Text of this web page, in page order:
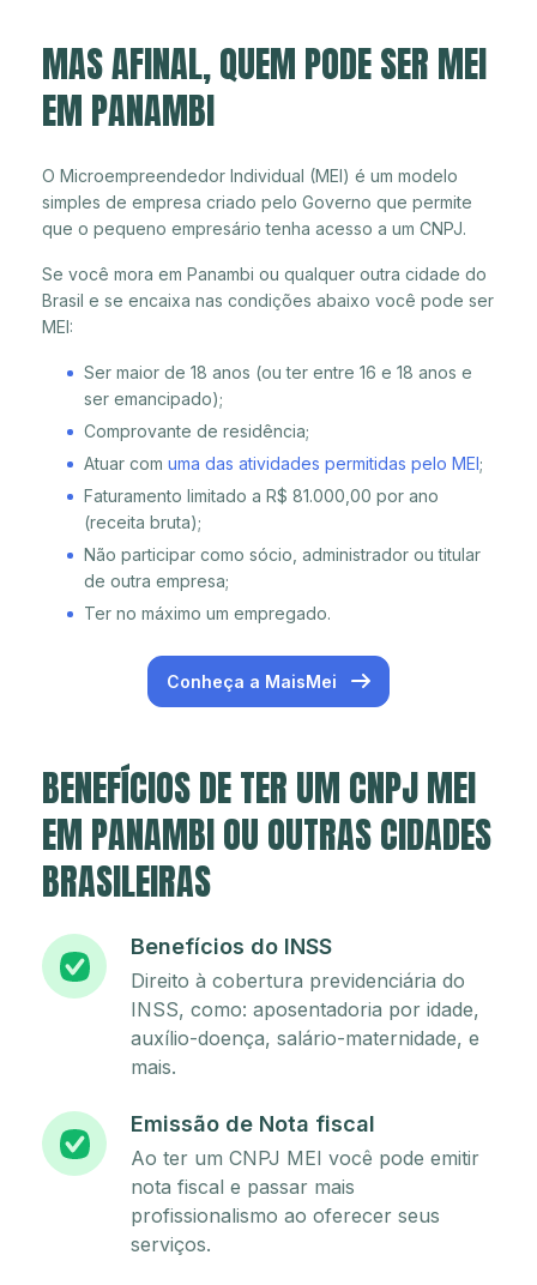
MAS AFINAL, QUEM PODE SER MEI
EM PANAMBI
O Microempreendedor Individual (MEI) é um modelo
simples de empresa criado pelo Governo que permite
que o pequeno empresário tenha acesso a um CNPJ.
Se você mora em Panambi ou qualquer outra cidade do
Brasil e se encaixa nas condições abaixo você pode ser
MEI:
Ser maior de 18 anos (ou ter entre 16 e 18 anos e
ser emancipado);
Comprovante de residência;
Atuar com uma das atividades permitidas pelo MEI;
Faturamento limitado a R$ 81.000,00 por ano
(receita bruta);
Não participar como sócio, administrador ou titular
de outra empresa;
Ter no máximo um empregado.
Conheça a MaisMei
BENEFÍCIOS DE TER UM CNPJ MEI
EM PANAMBI OU OUTRAS CIDADES
BRASILEIRAS
Benefícios do INSS
Direito à cobertura previdenciária do
INSS, como: aposentadoria por idade,
auxílio-doença, salário-maternidade, e
mais.
Emissão de Nota fiscal
Ao ter um CNPJ MEI você pode emitir
nota fiscal e passar mais
profissionalismo ao oferecer seus
serviços.